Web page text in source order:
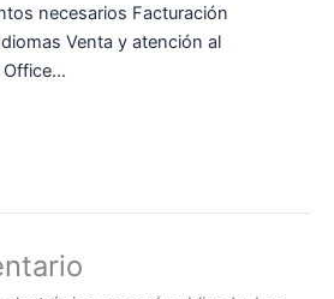
necesarios Facturación
Venta y atención al
Office…